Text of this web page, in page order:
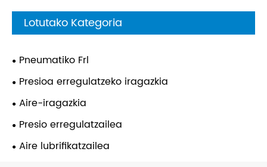
Lotutako Kategoria
Pneumatiko Frl
Presioa erregulatzeko iragazkia
Aire-iragazkia
Presio erregulatzailea
Aire lubrifikatzailea